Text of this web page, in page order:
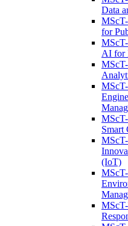
Data
for
AI for
Smart
(IoT)